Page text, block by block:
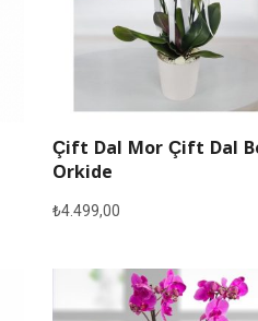
Çift Dal Mor Çift Dal
Orkide
₺4.499,00